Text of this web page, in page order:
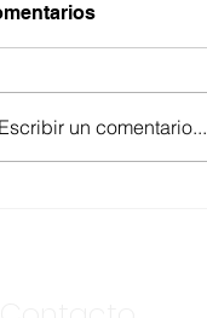
Escribir un comentario...